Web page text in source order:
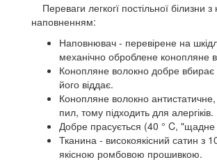
Переваги легкогї постільної білизни
наповненням:
Наповнювач - перевірене на
механічно оброблене конопляне
Конопляне волокно добре вбирає
його віддає.
Конопляне волокно
пил, тому підходить для алергіків.
Добре прасується (40 ° C,
Тканина - високоякісний сатин з
якісною ромбовою прошивкою.